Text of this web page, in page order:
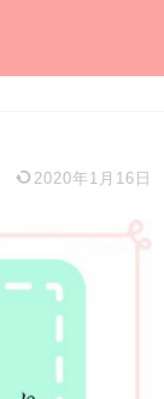
2020年1月16日